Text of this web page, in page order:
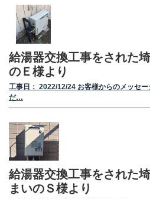
給湯器交換工事をされた
のＥ様より
工事日： 2022/12/24 お客様からのメッセ
だ…
給湯器交換工事をされた
まいのＳ様より